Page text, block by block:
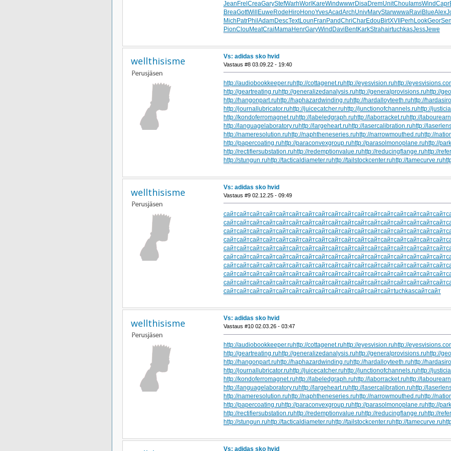
JeanFrelCreaGaryStefWarhWorlKareWindwwwrDisaDremUnitChouIamsWindCapr
BreaGottWillEuweRodeHiroHonoYvesAcadArchUnivMarvStarwwwaRaviBlueAlex
MichPatrPhilAdamDescTextLounFranPandChriCharEdouBirtXVIIPerhLookGeor
PionClouMeatCraiMamaHenrGaryWindDaviBentKarkStrahairtuchkasJessJewe
wellthisisme Vs: adidas sko hvid
Vastaus #8 03.09.22 - 19:40
http://audiobookkeeper.ruhttp://cottagenet.ruhttp://eyesvision.ruhttp://
http://geartreating.ruhttp://generalizedanalysis.ruhttp://generalprovisions.ruhttp://
http://hangonpart.ruhttp://haphazardwinding.ruhttp://hardalloyteeth.ruhttp://
http://journallubricator.ruhttp://juicecatcher.ruhttp://junctionofchannels.ruhttp://
http://kondoferromagnet.ruhttp://labeledgraph.ruhttp://laborracket.ruhttp://
http://languagelaboratory.ruhttp://largeheart.ruhttp://lasercalibration.ruhttp://
http://nameresolution.ruhttp://naphtheneseries.ruhttp://narrowmouthed.ruhttp://
http://papercoating.ruhttp://paraconvexgroup.ruhttp://parasolmonoplane.ruhttp://
http://rectifiersubstation.ruhttp://redemptionvalue.ruhttp://reducingflange.ruhttp://
http://stungun.ruhttp://tacticaldiameter.ruhttp://tailstockcenter.ruhttp://tamecurve.ru
wellthisisme Vs: adidas sko hvid
Vastaus #9 02.12.25 - 09:49
сайтсайтсайтсайтсайтсайтсайтсайтсайтсайтсайтсайтсайтсайтсайтсайтсайт
сайтсайтсайтсайтсайтсайтсайтсайтсайтсайтсайтсайтсайтсайтсайтсайтсайт
сайтсайтсайтсайтсайтсайтсайтсайтсайтсайтсайтсайтсайтсайтсайтсайтсайт
сайтсайтсайтсайтсайтсайтсайтсайтсайтсайтсайтсайтсайтсайтсайтсайтсайт
сайтсайтсайтсайтсайтсайтсайтсайтсайтсайтсайтсайтсайтсайтсайтсайтсайт
сайтсайтсайтсайтсайтсайтсайтсайтсайтсайтсайтсайтсайтсайтсайтсайтсайт
сайтсайтсайтсайтсайтсайтсайтсайтсайтсайтсайтсайтсайтсайтсайтсайтсайт
сайтсайтсайтсайтсайтсайтсайтсайтсайтсайтсайтсайтсайтсайтсайтсайтсайт
сайтсайтсайтсайтсайтсайтсайтсайтсайтсайтсайтсайтсайтсайтсайтсайтсайт
сайтсайтсайтсайтсайтсайтсайтсайтсайтсайтсайтсайтсайтtuchkasсайтсайт
wellthisisme Vs: adidas sko hvid
Vastaus #10 02.03.26 - 03:47
http://audiobookkeeper.ruhttp://cottagenet.ruhttp://eyesvision.ruhttp://
http://geartreating.ruhttp://generalizedanalysis.ruhttp://generalprovisions.ruhttp://
http://hangonpart.ruhttp://haphazardwinding.ruhttp://hardalloyteeth.ruhttp://
http://journallubricator.ruhttp://juicecatcher.ruhttp://junctionofchannels.ruhttp://
http://kondoferromagnet.ruhttp://labeledgraph.ruhttp://laborracket.ruhttp://
http://languagelaboratory.ruhttp://largeheart.ruhttp://lasercalibration.ruhttp://
http://nameresolution.ruhttp://naphtheneseries.ruhttp://narrowmouthed.ruhttp://
http://papercoating.ruhttp://paraconvexgroup.ruhttp://parasolmonoplane.ruhttp://
http://rectifiersubstation.ruhttp://redemptionvalue.ruhttp://reducingflange.ruhttp://
http://stungun.ruhttp://tacticaldiameter.ruhttp://tailstockcenter.ruhttp://tamecurve.ru
Vs: adidas sko hvid